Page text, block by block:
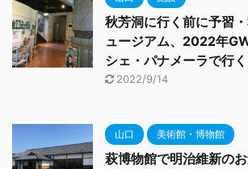
秋芳洞に行く前に予習
ュージアム、2022年
シェ・パナメーラで行
2022/9/14
山口 美術館・博物館
萩博物館で明治維新の